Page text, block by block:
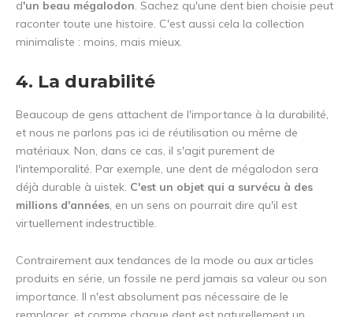
d'un beau mégalodon. Sachez qu'une dent bien choisie peut
raconter toute une histoire. C'est aussi cela la collection
minimaliste : moins, mais mieux.
4. La durabilité
Beaucoup de gens attachent de l'importance à la durabilité,
et nous ne parlons pas ici de réutilisation ou même de
matériaux. Non, dans ce cas, il s'agit purement de
l'intemporalité. Par exemple, une dent de mégalodon sera
déjà durable à uistek. C'est un objet qui a survécu à des
millions d'années, en un sens on pourrait dire qu'il est
virtuellement indestructible.
Contrairement aux tendances de la mode ou aux articles
produits en série, un fossile ne perd jamais sa valeur ou son
importance. Il n'est absolument pas nécessaire de le